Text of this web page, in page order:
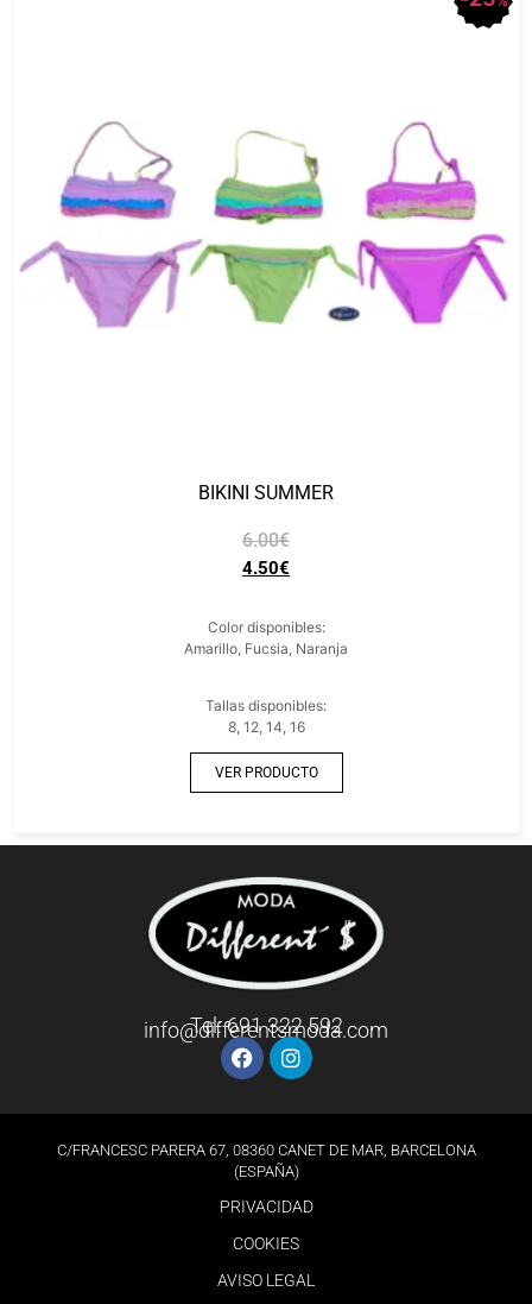
BIKINI SUMMER
6.00€
4.50€
Color disponibles:
Amarillo, Fucsia, Naranja
Tallas disponibles:
8, 12, 14, 16
VER PRODUCTO
Tel: 691 322 592
info@differentsmoda.com
C/FRANCESC PARERA 67, 08360 CANET DE MAR, BARCELONA
(ESPAÑA)
PRIVACIDAD
COOKIES
AVISO LEGAL